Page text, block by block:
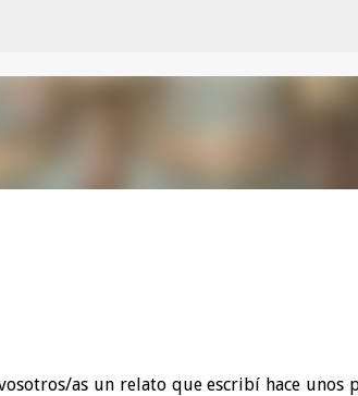
as un relato que escribí hace unos